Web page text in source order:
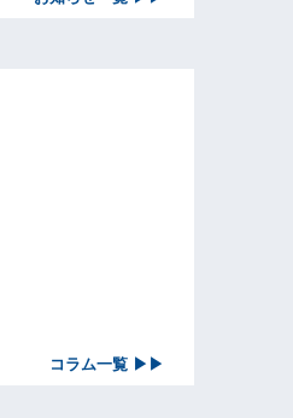
コラム一覧 ▶▶